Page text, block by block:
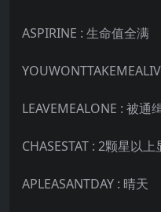
ASPIRINE : 生命值全满
LEAVEMEALONE : 被通
CHASESTAT : 2颗星以
APLEASANTDAY : 晴天